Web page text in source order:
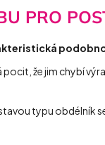
PRO
že jim chybí
typu obdélník